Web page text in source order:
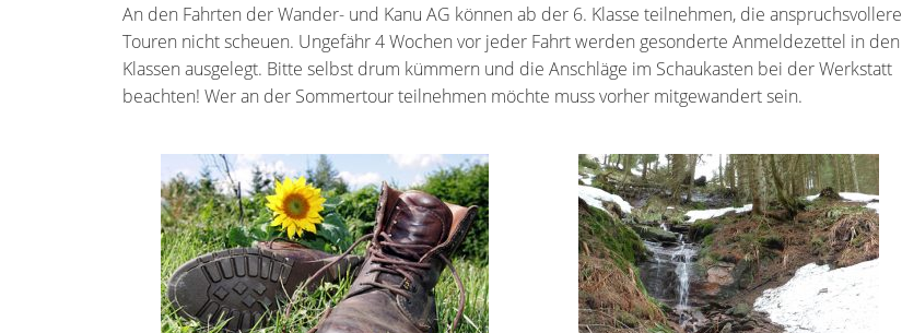
An den Fahrten der Wander- und Kanu AG können ab der 6. Klasse teilnehmen, die anspruchsvollere
Touren nicht scheuen. Ungefähr 4 Wochen vor jeder Fahrt werden gesonderte Anmeldezettel in den
Klassen ausgelegt. Bitte selbst drum kümmern und die Anschläge im Schaukasten bei der Werkstatt
beachten! Wer an der Sommertour teilnehmen möchte muss vorher mitgewandert sein.